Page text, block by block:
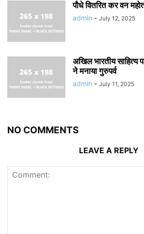
पौधे वितरित कर वन
admin - July 12, 2025
अखिल भारतीय साहित्य
ने मनाया गुरुपर्व
admin - July 11, 2025
NO COMMENTS
LEAVE A REPLY